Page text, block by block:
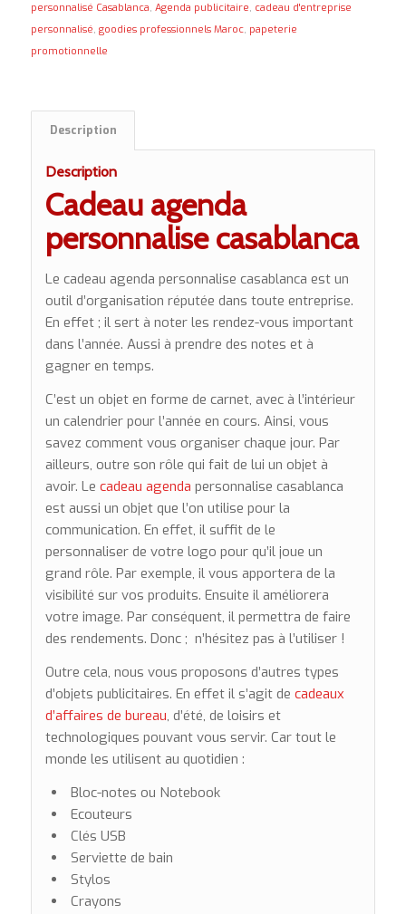
personnalisé Casablanca, Agenda publicitaire, cadeau d'entreprise
personnalisé, goodies professionnels Maroc, papeterie
promotionnelle
Description
Description
Cadeau agenda
personnalise casablanca
Le cadeau agenda personnalise casablanca est un
outil d’organisation réputée dans toute entreprise.
En effet ; il sert à noter les rendez-vous important
dans l’année. Aussi à prendre des notes et à
gagner en temps.
C’est un objet en forme de carnet, avec à l’intérieur
un calendrier pour l’année en cours. Ainsi, vous
savez comment vous organiser chaque jour. Par
ailleurs, outre son rôle qui fait de lui un objet à
avoir. Le cadeau agenda personnalise casablanca
est aussi un objet que l’on utilise pour la
communication. En effet, il suffit de le
personnaliser de votre logo pour qu’il joue un
grand rôle. Par exemple, il vous apportera de la
visibilité sur vos produits. Ensuite il améliorera
votre image. Par conséquent, il permettra de faire
des rendements. Donc ; n’hésitez pas à l’utiliser !
Outre cela, nous vous proposons d’autres types
d’objets publicitaires. En effet il s’agit de cadeaux
d’affaires de bureau, d’été, de loisirs et
technologiques pouvant vous servir. Car tout le
monde les utilisent au quotidien :
Bloc-notes ou Notebook
Ecouteurs
Clés USB
Serviette de bain
Stylos
Crayons